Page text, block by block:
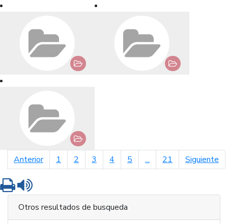
Anteriorpágina anterior
1 2 3 4 5 ... 21 Siguiente
Imprimir
Otros resultados de busqueda